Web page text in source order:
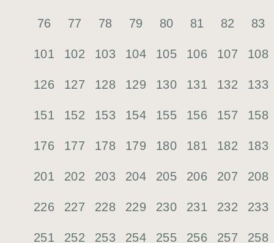
76 77 78 79 80 81 82 83
101 102 103 104 105 106 107 108
126 127 128 129 130 131 132 133
151 152 153 154 155 156 157 158
176 177 178 179 180 181 182 183
201 202 203 204 205 206 207 208
226 227 228 229 230 231 232 233
251 252 253 254 255 256 257 258